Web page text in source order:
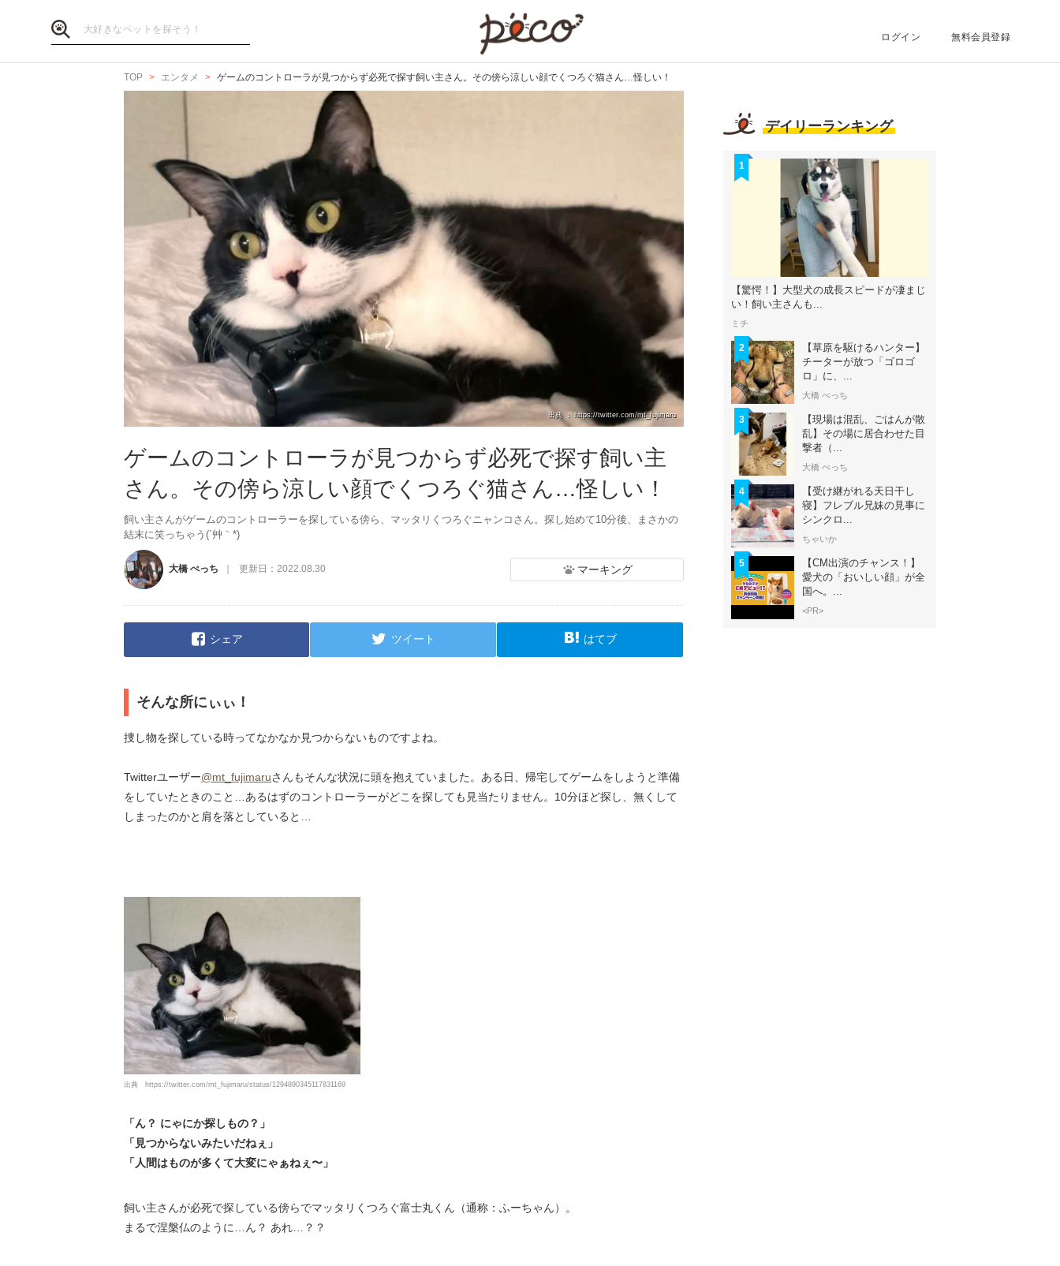
ログイン 無料会員登録
TOP エンタメ ゲームのコントローラが見つからず必死で探す飼い主さん。その傍ら涼しい顔でくつろぐ猫さん…怪しい！
出典 ： https://twitter.com/mt_fujimaru
ゲームのコントローラが見つからず必死で探す飼い主
さん。その傍ら涼しい顔でくつろぐ猫さん…怪しい！
飼い主さんがゲームのコントローラーを探している傍ら、マッタリくつろぐニャンコさん。探し始めて10分後、まさかの
結末に笑っちゃう(´艸｀*)
大橋 ぺっち 更新日： 2022.08.30 マーキング
シェア ツイート はてブ
そんな所にぃぃ！
捜し物を探している時ってなかなか見つからないものですよね。
Twitterユーザー@mt_fujimaruさんもそんな状況に頭を抱えていました。ある日、帰宅してゲームをしようと準備
をしていたときのこと…あるはずのコントローラーがどこを探しても見当たりません。10分ほど探し、無くして
しまったのかと肩を落としていると…
出典 https://twitter.com/mt_fujimaru/status/1294890345117831169
「ん？ にゃにか探しもの？」
「見つからないみたいだねぇ」
「人間はものが多くて大変にゃぁねぇ〜」
飼い主さんが必死で探している傍らでマッタリくつろぐ富士丸くん（通称：ふーちゃん）。
まるで涅槃仏のように…ん？ あれ…？？
デイリーランキング
1
【驚愕！】大型犬の成長スピードが凄まじ
い！飼い主さんも...
ミチ
2
【草原を駆けるハンター】
チーターが放つ「ゴロゴ
ロ」に、...
大橋 ぺっち
3
【現場は混乱、ごはんが散
乱】その場に居合わせた目
撃者（...
大橋 ぺっち
4
【受け継がれる天日干し
寝】フレブル兄妹の見事に
シンクロ...
ちゃいか
5
【CM出演のチャンス！】
愛犬の「おいしい顔」が全
国へ。...
<PR>